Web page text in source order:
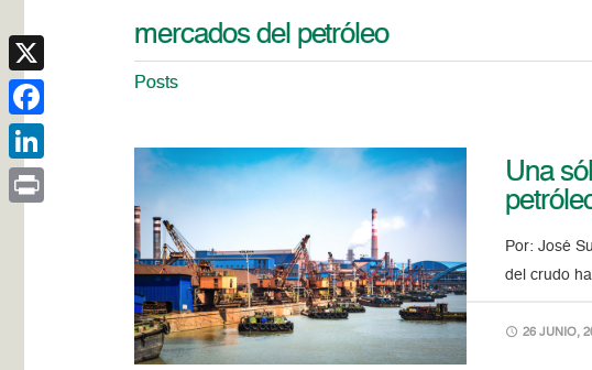
mercados del petróleo
Posts
Una
Por: José
del crudo
26 JUNIO,
X
Facebook
LinkedIn